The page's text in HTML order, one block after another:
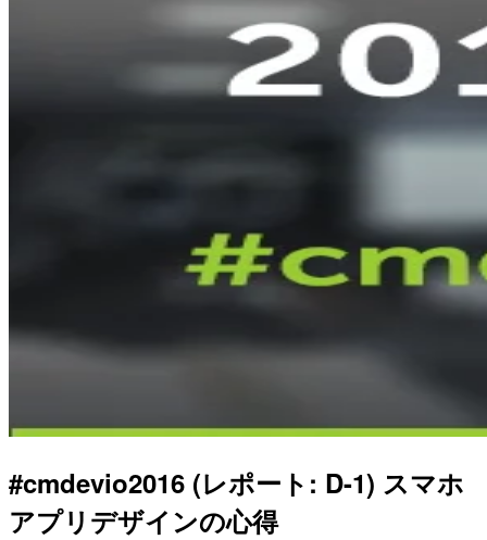
#cmdevio2016 (レポート: D-1) スマホ
アプリデザインの心得